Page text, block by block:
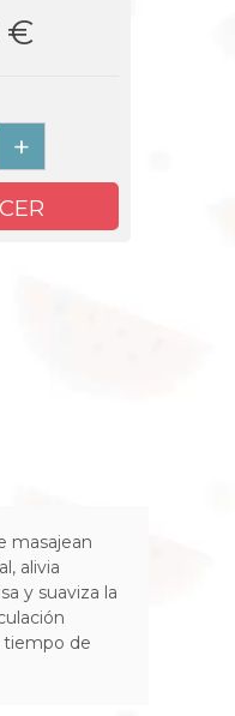
€
+
masajean
alivia
y suaviza la
tiempo de